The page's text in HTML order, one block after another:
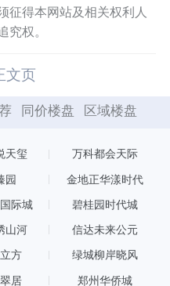
征得本网站及相关权利人
究权。
文页
同价楼盘 区域楼盘
天玺 万科都会天际
园 金地正华漾时代
际城 碧桂园时代城
山河 信达未来公元
方 绿城柳岸晓风
居 郑州华侨城